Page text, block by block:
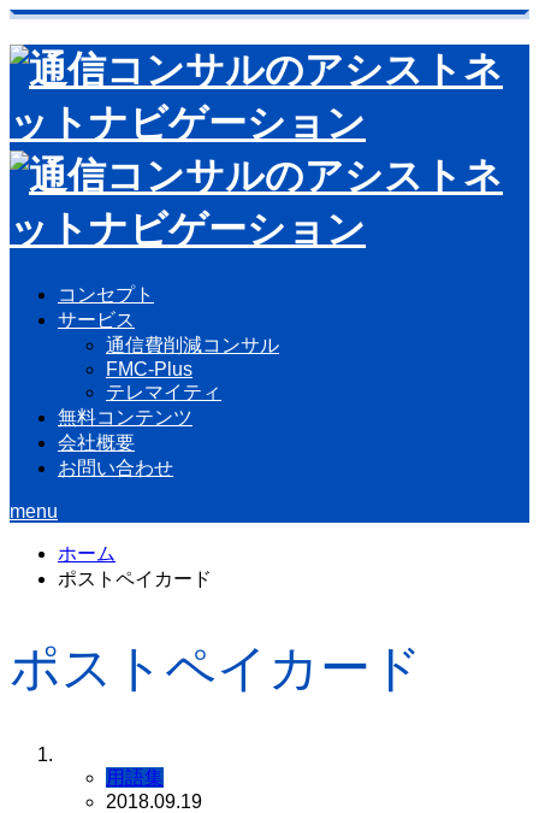
コンセプト
サービス
通信費削減コンサル
FMC-Plus
テレマイティ
無料コンテンツ
会社概要
お問い合わせ
menu
ホーム
ポストペイカード
ポストペイカード
用語集
2018.09.19